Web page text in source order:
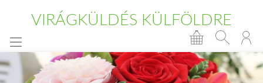
VIRÁGKÜLDÉS KÜLFÖLDRE